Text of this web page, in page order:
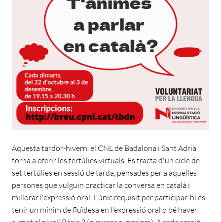
Aquesta tardor-hivern, el CNL de Badalona i Sant Adrià
torna a oferir les tertúlies virtuals. Es tracta d'un cicle de
set tertúlies en sessió de tarda, pensades per a aquelles
persones que vulguin practicar la conversa en català i
millorar l'expressió oral. L'únic requisit per participar-hi és
tenir un mínim de fluïdesa en l'expressió oral o bé haver